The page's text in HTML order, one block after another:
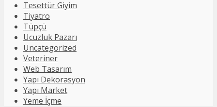
Tesettür Giyim
Tiyatro
Tüpçü
Ucuzluk Pazarı
Uncategorized
Veteriner
Web Tasarım
Yapı Dekorasyon
Yapı Market
Yeme İçme